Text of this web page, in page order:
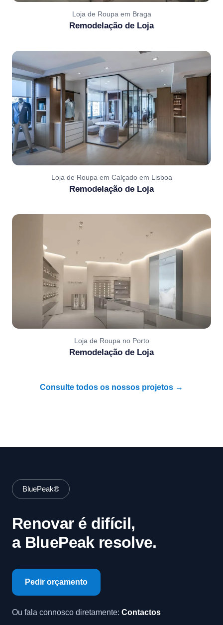
Loja de Roupa em Braga
Remodelação de Loja
Loja de Roupa em Calçado em Lisboa
Remodelação de Loja
Loja de Roupa no Porto
Remodelação de Loja
Consulte todos os nossos projetos →
BluePeak®
Renovar é difícil,
a BluePeak resolve.
Pedir orçamento
Ou fala connosco diretamente: Contactos